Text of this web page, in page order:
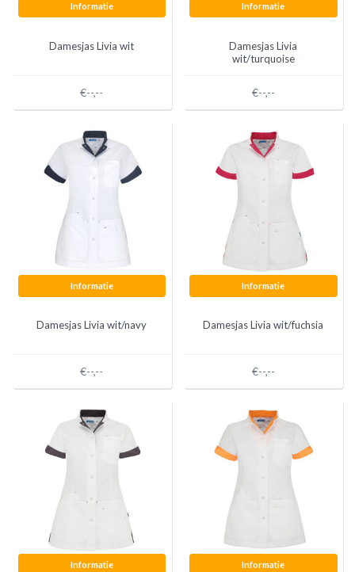
Informatie
Damesjas Livia wit
€--,--
Informatie
Damesjas Livia
wit/turquoise
€--,--
Informatie
Damesjas Livia wit/navy
€--,--
Informatie
Damesjas Livia wit/fuchsia
€--,--
Informatie Informatie